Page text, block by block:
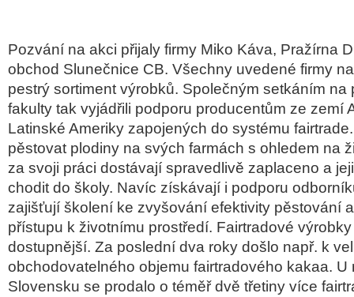
Pozvání na akci přijaly firmy Miko Káva, Pražírna
obchod Slunečnice CB. Všechny uvedené firmy
pestrý sortiment výrobků. Společným setkáním na
fakulty tak vyjádřili podporu producentům ze zemí
Latinské Ameriky zapojených do systému
pěstovat plodiny na svých farmách s ohledem na
za svoji práci dostávají spravedlivě zaplaceno a
chodit do školy. Navíc získávají i podporu
zajišťují školení ke zvyšování efektivity pěstování
přístupu k životnímu prostředí. Fairtradové
dostupnější. Za poslední dva roky došlo např. k
obchodovatelného objemu fairtradového kakaa. U
Slovensku se prodalo o téměř dvě třetiny více